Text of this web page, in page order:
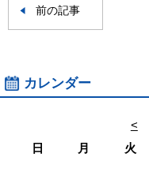
前の記事
カレンダー
<
日
月 火